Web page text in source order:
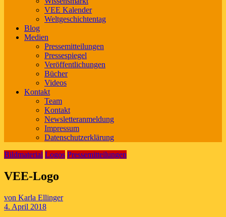
VEE Kalender
Weltgeschichtentag
Blog
Medien
Pressemitteilungen
Pressespiegel
Veröffentlichungen
Bücher
Videos
Kontakt
Team
Kontakt
Newsletteranmeldung
Impressum
Datenschutzerklärung
Bildmaterial Logos Pressemitteilungen
VEE-Logo
von Karla Ellinger
4. April 2018